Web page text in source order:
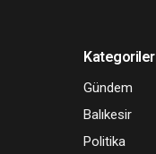
Kategoriler
Gündem
Balıkesir
Politika